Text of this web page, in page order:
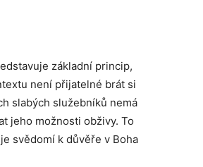
základní princip,
není přijatelné brát si
slabých služebníků nemá
jeho možnosti obživy. To
svědomí k důvěře v Boha